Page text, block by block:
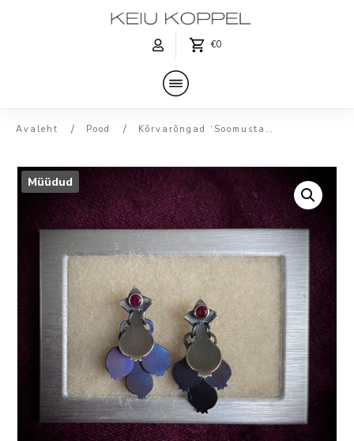
€0
Avaleht / Pood / Kõrvarõngad ‘Soomustatud’ granaatide ja titaaniga
Müüdud